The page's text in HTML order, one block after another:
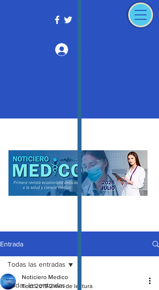
Entrada
Todas las entradas
Todas las entradas
Noticiero Medico
1 oct 2019 2 min de lectura